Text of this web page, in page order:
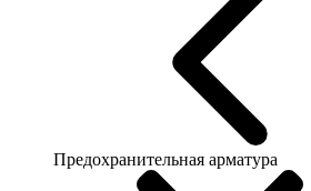
Предохранительная арматура